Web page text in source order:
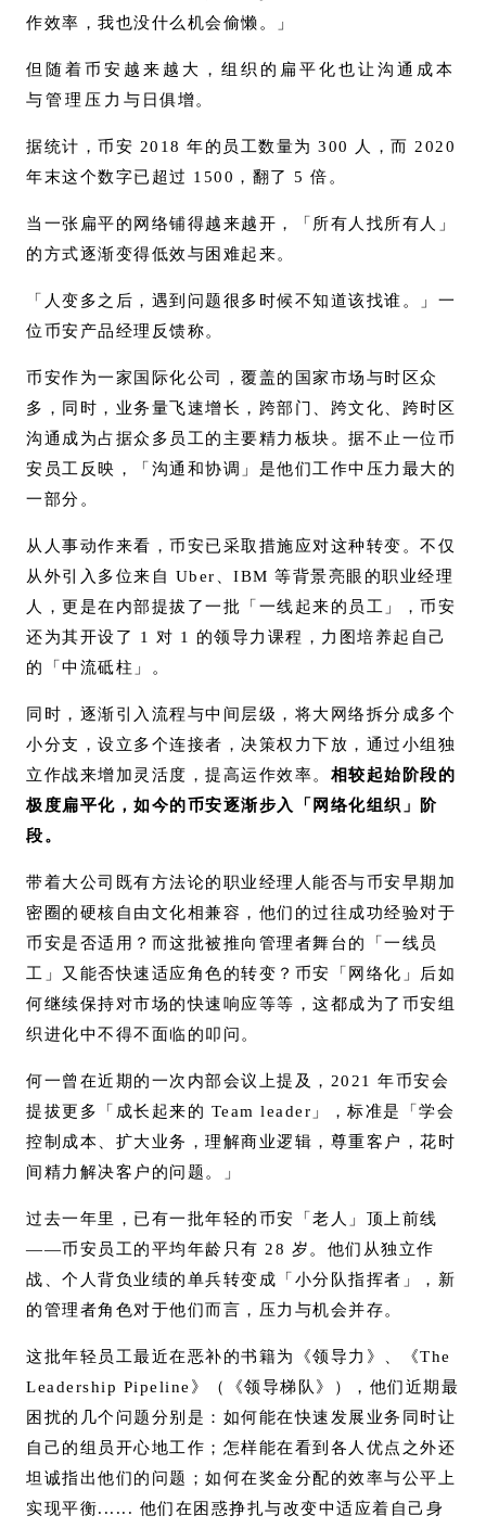
作效率，我也没什么机会偷懒。」
但随着币安越来越大，组织的扁平化也让沟通成本
与管理压力与日俱增。
据统计，币安 2018 年的员工数量为 300 人，而 2020
年末这个数字已超过 1500，翻了 5 倍。
当一张扁平的网络铺得越来越开，「所有人找所有人」
的方式逐渐变得低效与困难起来。
「人变多之后，遇到问题很多时候不知道该找谁。」一
位币安产品经理反馈称。
币安作为一家国际化公司，覆盖的国家市场与时区众
多，同时，业务量飞速增长，跨部门、跨文化、跨时区
沟通成为占据众多员工的主要精力板块。据不止一位币
安员工反映，「沟通和协调」是他们工作中压力最大的
一部分。
从人事动作来看，币安已采取措施应对这种转变。不仅
从外引入多位来自 Uber、IBM 等背景亮眼的职业经理
人，更是在内部提拔了一批「一线起来的员工」，币安
还为其开设了 1 对 1 的领导力课程，力图培养起自己
的「中流砥柱」。
同时，逐渐引入流程与中间层级，将大网络拆分成多个
小分支，设立多个连接者，决策权力下放，通过小组独
立作战来增加灵活度，提高运作效率。 相较起始阶段的
极度扁平化，如今的币安逐渐步入「网络化组织」阶
段。
带着大公司既有方法论的职业经理人能否与币安早期加
密圈的硬核自由文化相兼容，他们的过往成功经验对于
币安是否适用？而这批被推向管理者舞台的「一线员
工」又能否快速适应角色的转变？币安「网络化」后如
何继续保持对市场的快速响应等等，这都成为了币安组
织进化中不得不面临的叩问。
何一曾在近期的一次内部会议上提及，2021 年币安会
提拔更多「成长起来的 Team leader」，标准是「学会
控制成本、扩大业务，理解商业逻辑，尊重客户，花时
间精力解决客户的问题。」
过去一年里，已有一批年轻的币安「老人」顶上前线
——币安员工的平均年龄只有 28 岁。他们从独立作
战、个人背负业绩的单兵转变成「小分队指挥者」，新
的管理者角色对于他们而言，压力与机会并存。
这批年轻员工最近在恶补的书籍为《领导力》、《The
Leadership Pipeline》（《领导梯队》），他们近期最
困扰的几个问题分别是：如何能在快速发展业务同时让
自己的组员开心地工作；怎样能在看到各人优点之外还
坦诚指出他们的问题；如何在奖金分配的效率与公平上
实现平衡...... 他们在困惑挣扎与改变中适应着自己身